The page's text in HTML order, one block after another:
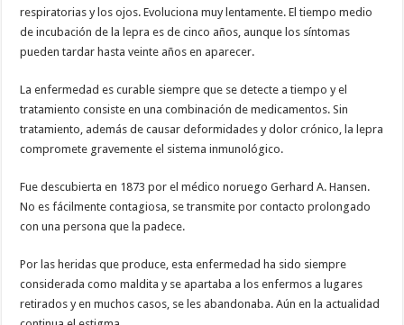
respiratorias y los ojos. Evoluciona muy lentamente. El tiempo medio
de incubación de la lepra es de cinco años, aunque los síntomas
pueden tardar hasta veinte años en aparecer.
La enfermedad es curable siempre que se detecte a tiempo y el
tratamiento consiste en una combinación de medicamentos. Sin
tratamiento, además de causar deformidades y dolor crónico, la lepra
compromete gravemente el sistema inmunológico.
Fue descubierta en 1873 por el médico noruego Gerhard A. Hansen.
No es fácilmente contagiosa, se transmite por contacto prolongado
con una persona que la padece.
Por las heridas que produce, esta enfermedad ha sido siempre
considerada como maldita y se apartaba a los enfermos a lugares
retirados y en muchos casos, se les abandonaba. Aún en la actualidad